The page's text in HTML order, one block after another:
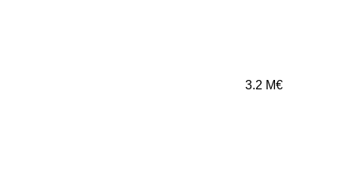
3.2 M€